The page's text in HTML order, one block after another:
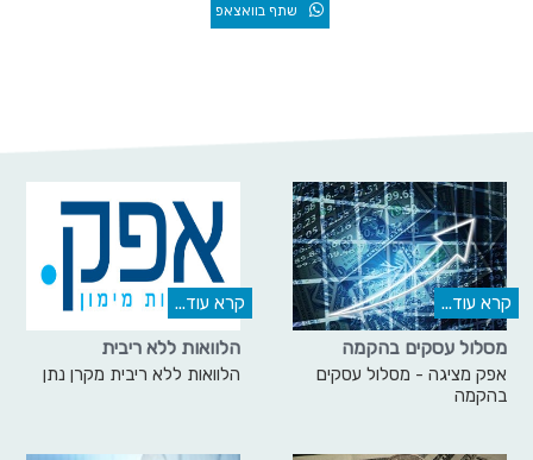
שתף בוואצאפ
קרא עוד...
מסלול עסקים בהקמה
אפק מציגה - מסלול עסקים
בהקמה
קרא עוד...
הלוואות ללא ריבית
הלוואות ללא ריבית מקרן נתן